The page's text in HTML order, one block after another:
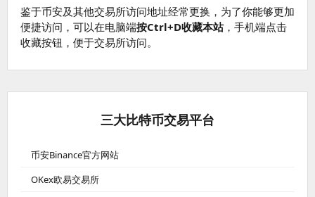
鉴于币安及其他交易所访问地址经常更换，为了你能够更加
便捷访问，可以在电脑端按Ctrl+D收藏本站，手机端点击
收藏按钮，便于交易所访问。
三大比特币交易平台
币安Binance官方网站
OKex欧易交易所